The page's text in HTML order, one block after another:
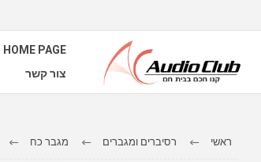
HOME PAGE
צור קשר
ראשי רסיברים ומגברים מגבר כח